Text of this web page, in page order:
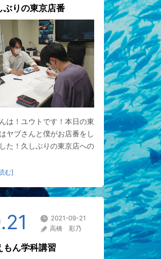
ぶりの東京店番
は！ユウトです！本日の東
ヤブさんと僕がお店番をし
た！久しぶりの東京店への
む]
2021-09-21
高橋 彩乃
もん学科講習